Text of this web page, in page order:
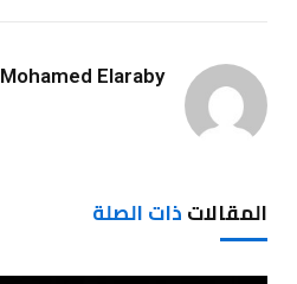
Mohamed Elaraby
المقالاتذات الصلة